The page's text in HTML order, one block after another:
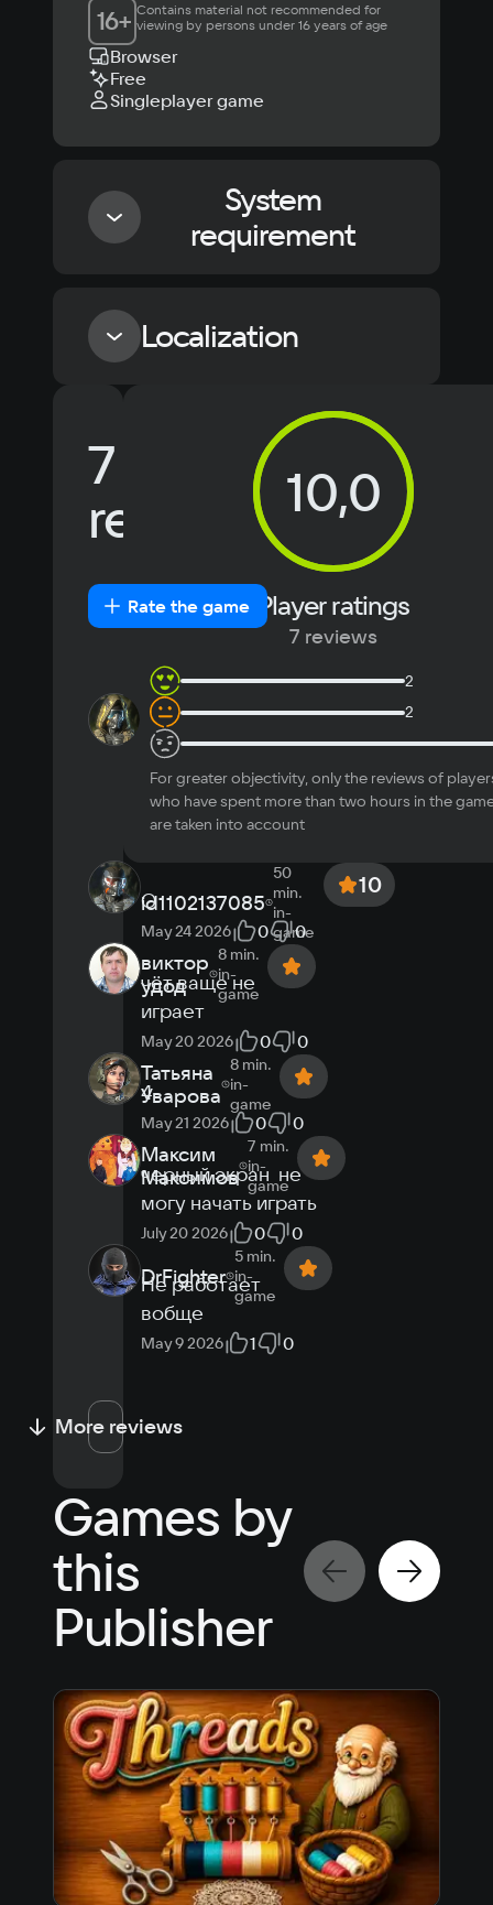
16+ Contains material not recommended for
viewing by persons under 16 years of age
Browser
Free
Singleplayer game
System
requirement
Minimum
Windows 11
Localization
Korean
Japanese
Voiceover
Language
Spanish
French
German
Turkish
7
reviews
Most
helpfulNewPositiveNeutralNegative
Rate the game
id1068740407 10
Ну.. Иногда зависает а
так норм... (Вообще
крутяк! Молодцы
разрабы)... Expand
id1102137085
50
min.
in-
game
10
О
May 24 2026 0 0
виктор
удод
8 min.
in-
game
чёт ваще не
играет
May 20 2026 0 0
Татьяна
Уварова
8 min.
in-
game
4
May 21 2026 0 0
Максим
Максимов
7 min.
in-
game
черный экран  не
могу начать играть
July 20 2026 0 0
DrFighter
5 min.
in-
game
Не работает
вобще
May 9 2026 1 0
More reviews
10,0
Player ratings
7 reviews
2
2
For greater objectivity, only the reviews of
who have spent more than two hours in the
are taken into account
Games by
this
Publisher